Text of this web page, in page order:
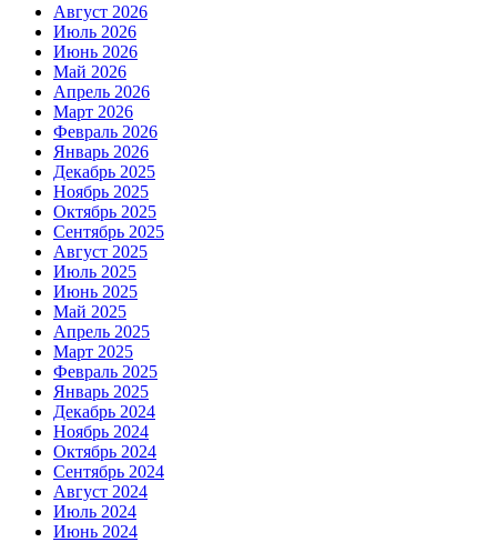
Август 2026
Июль 2026
Июнь 2026
Май 2026
Апрель 2026
Март 2026
Февраль 2026
Январь 2026
Декабрь 2025
Ноябрь 2025
Октябрь 2025
Сентябрь 2025
Август 2025
Июль 2025
Июнь 2025
Май 2025
Апрель 2025
Март 2025
Февраль 2025
Январь 2025
Декабрь 2024
Ноябрь 2024
Октябрь 2024
Сентябрь 2024
Август 2024
Июль 2024
Июнь 2024